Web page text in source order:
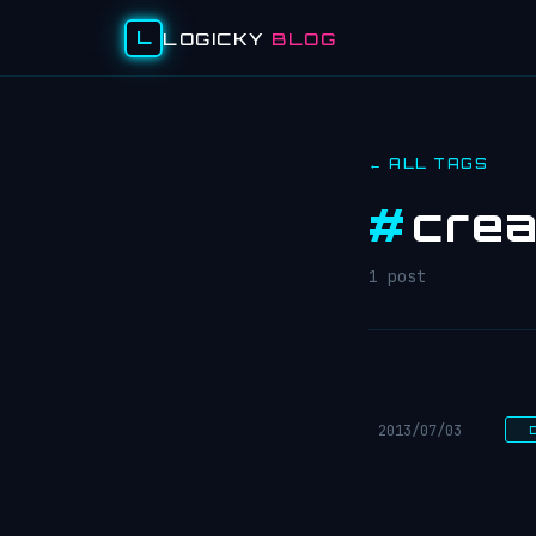
L LOGICKY BLOG
← ALL TAGS
#
1 post
2013/07/03